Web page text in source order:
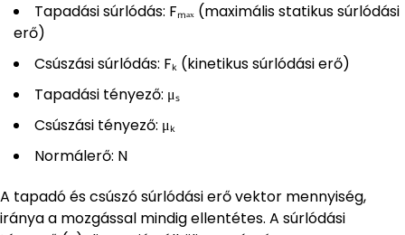
Tapadási súrlódás: Fₘₐₓ (maximális statikus súrlódási
erő)
Csúszási súrlódás: Fₖ (kinetikus súrlódási erő)
Tapadási tényező: μₛ
Csúszási tényező: μₖ
Normálerő: N
A tapadó és csúszó súrlódási erő vektor mennyiség,
iránya a mozgással mindig ellentétes. A súrlódási